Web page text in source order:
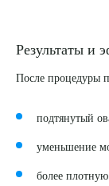
Результаты и
После процедуры
подтянутый
уменьшение
более